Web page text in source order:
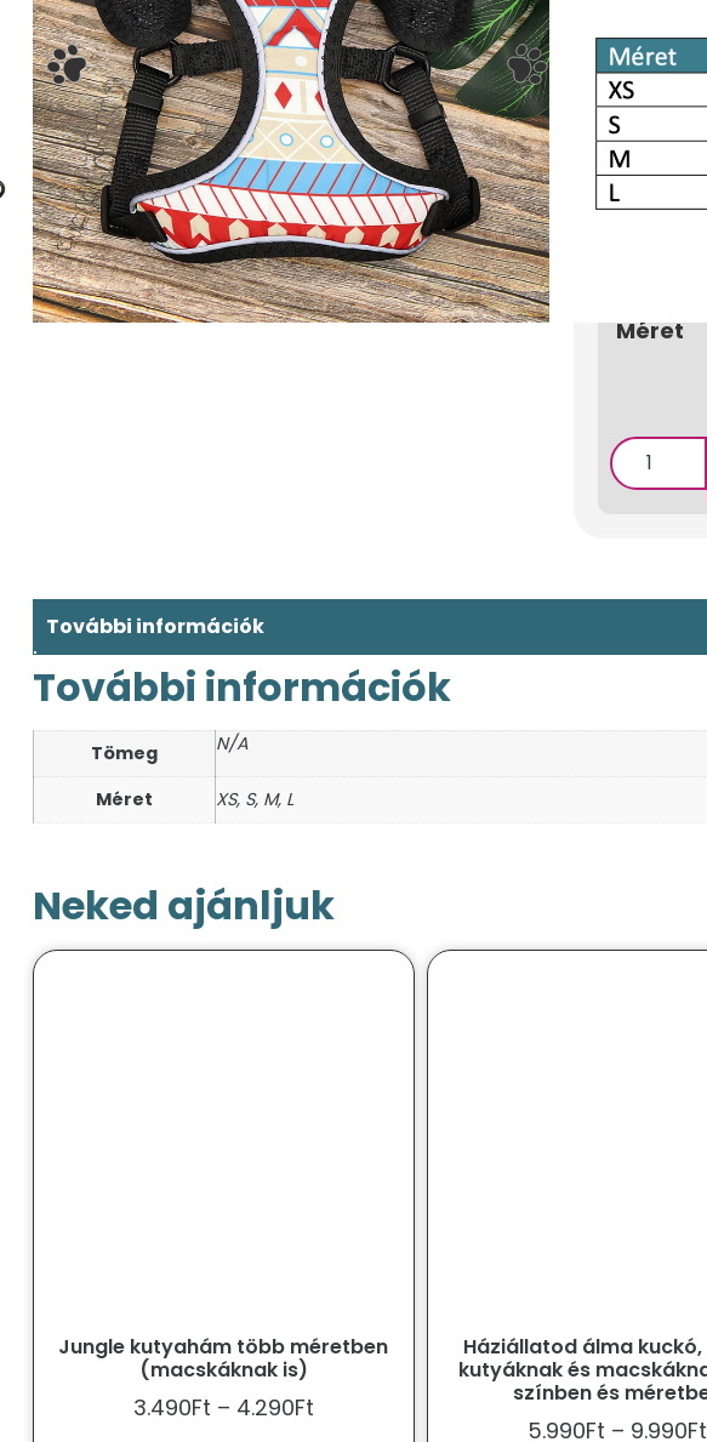
FONTOS:
Méret
További információk
További információk
Tömeg N/A
Méret XS, S, M, L
Neked ajánljuk
Jungle kutyahám több méretben
(macskáknak is)
3.490Ft – 4.290Ft
Háziállatod álma
kutyáknak és
színben és
5.990Ft – 9.990Ft